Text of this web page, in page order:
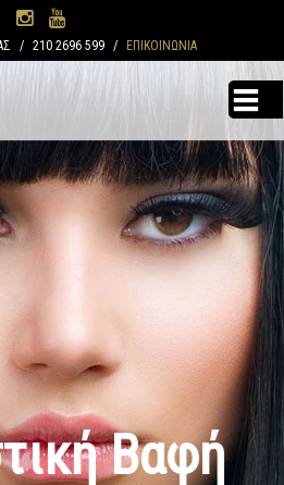
/ 210 2696 599 / ΕΠΙΚΟΙΝΩΝΙΑ
Βαφή